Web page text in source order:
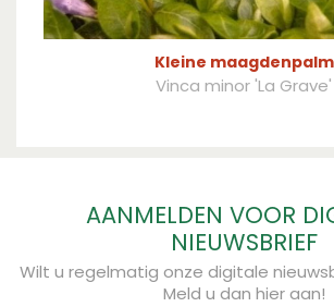
Kleine maagdenpalm
Vinca minor 'La Grave'
AANMELDEN VOOR
NIEUWSBRIEF
Wilt u regelmatig onze digitale
Meld u dan hier aan!